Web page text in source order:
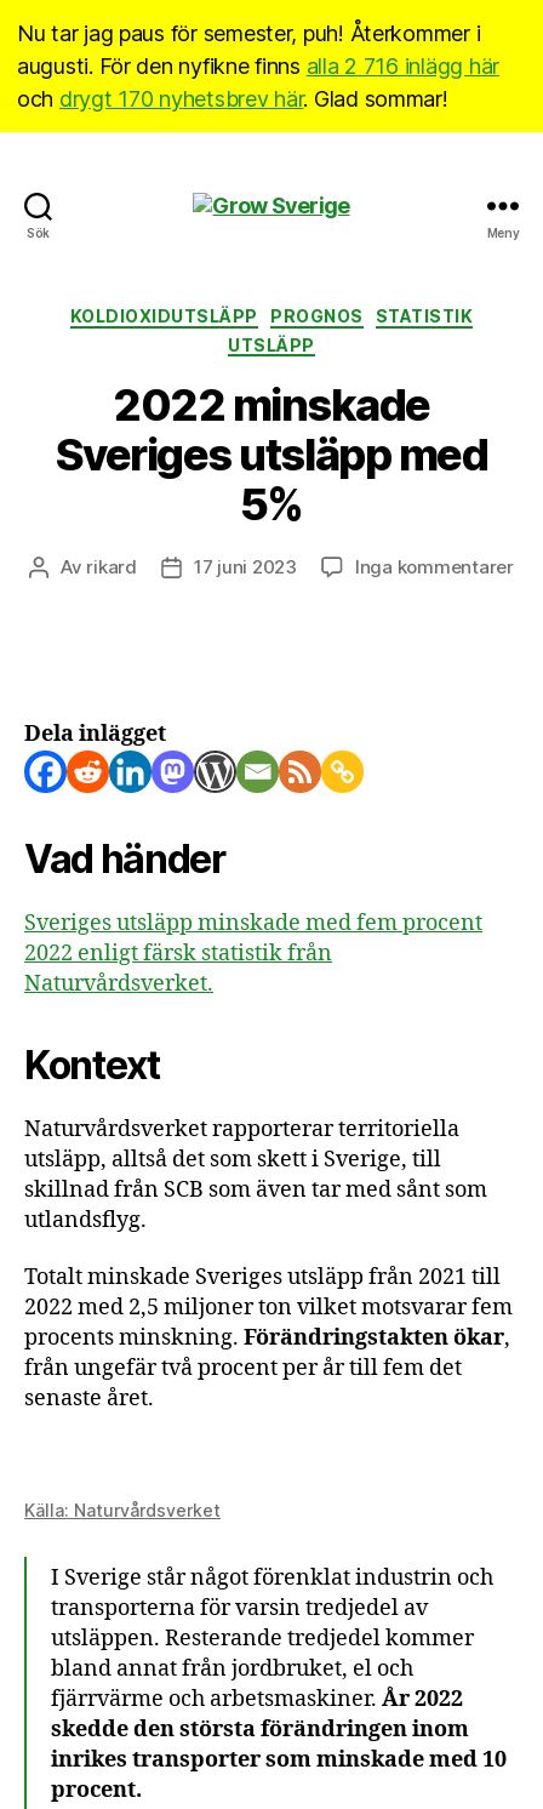
Nu tar jag paus för semester, puh! Återkommer i
augusti. För den nyfikne finns alla 2 716 inlägg här
och drygt 170 nyhetsbrev här. Glad sommar!
Sök Meny
Kategorier
KOLDIOXIDUTSLÄPP PROGNOS
STATISTIK
UTSLÄPP
2022 minskade
Sveriges utsläpp med
5%
Inläggsförfattare
Av rikard Inläggsdatum
17 juni 2023 Inga kommentarertill
Dela inlägget
Vad händer
Sveriges utsläpp minskade med fem procent
2022 enligt färsk statistik från
Naturvårdsverket.
Kontext
Naturvårdsverket rapporterar territoriella
utsläpp, alltså det som skett i Sverige, till
skillnad från SCB som även tar med sånt som
utlandsflyg.
Totalt minskade Sveriges utsläpp från 2021 till
2022 med 2,5 miljoner ton vilket motsvarar fem
procents minskning. Förändringstakten ökar,
från ungefär två procent per år till fem det
senaste året.
Källa: Naturvårdsverket
I Sverige står något förenklat industrin och
transporterna för varsin tredjedel av
utsläppen. Resterande tredjedel kommer
bland annat från jordbruket, el och
fjärrvärme och arbetsmaskiner. År 2022
skedde den största förändringen inom
inrikes transporter som minskade med 10
procent.